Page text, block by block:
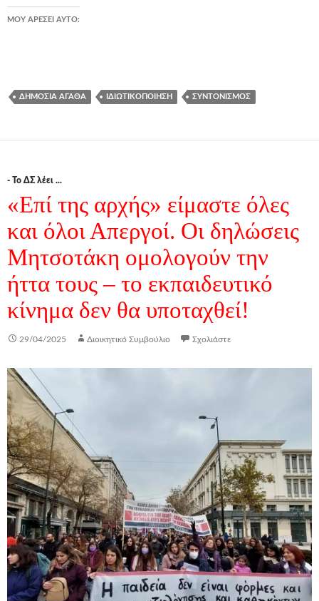
ΜΟΥ ΑΡΈΣΕΙ ΑΥΤΌ:
ΔΗΜΌΣΙΑ ΑΓΑΘΆ ΙΔΙΩΤΙΚΟΠΟΊΗΣΗ ΣΥΝΤΟΝΙΣΜΌΣ
- Το ΔΣ λέει ...
«Επί της αρχής» είμαστε όλες
και όλοι Απεργοί. Οι δηλώσεις
Μητσοτάκη ομολογούν την
ήττα τους – το εκπαιδευτικό
κίνημα δεν θα υποταχθεί!
29/04/2025 Διοικητικό Συμβούλιο Σχολιάστε